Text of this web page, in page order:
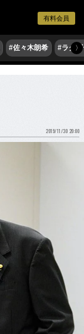
有料会員
#佐々木朗希 #ラグ〉
2019/11/30 20:00